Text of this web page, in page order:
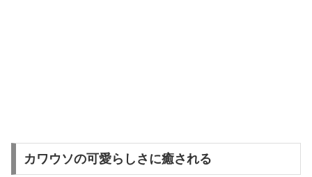
カワウソの可愛らしさに癒される